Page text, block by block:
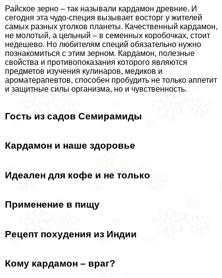
Райское зерно – так называли кардамон древние. И
сегодня эта чудо-специя вызывает восторг у жителей
самых разных уголков планеты. Качественный кардамон,
не молотый, а цельный – в семенных коробочках, стоит
недешево. Но любителям специй обязательно нужно
познакомиться с этим зерном. Кардамон, полезные
свойства и противопоказания которого являются
предметов изучения кулинаров, медиков и
ароматерапевтов, способен пробудить не только аппетит
и защитные силы организма, но и чувственность.
Гость из садов Семирамиды
Кардамон и наше здоровье
Идеален для кофе и не только
Применение в пищу
Рецепт похудения из Индии
Кому кардамон – враг?